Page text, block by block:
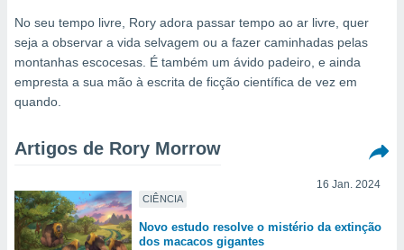
de alta
botão
ao
a
ou
o
ACEITAR
CONTINUAR
CONFIGURAÇÕES
No seu tempo livre, Rory adora passar tempo ao ar livre, quer
seja a observar a vida selvagem ou a fazer caminhadas pelas
montanhas escocesas. É também um ávido padeiro, e ainda
empresta a sua mão à escrita de ficção científica de vez em
quando.
Artigos de Rory Morrow
CIÊNCIA
16 Jan. 2024
Novo estudo resolve o mistério da extinção
dos macacos gigantes